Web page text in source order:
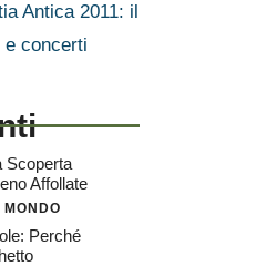
Antica 2011: il
e concerti
Scoperta
Affollate
Perché